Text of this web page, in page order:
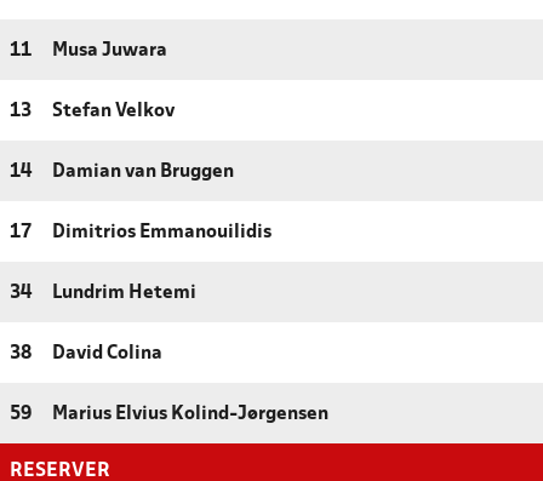
11 Musa Juwara
13 Stefan Velkov
14 Damian van Bruggen
17 Dimitrios Emmanouilidis
34 Lundrim Hetemi
38 David Colina
59 Marius Elvius Kolind-Jørgensen
RESERVER